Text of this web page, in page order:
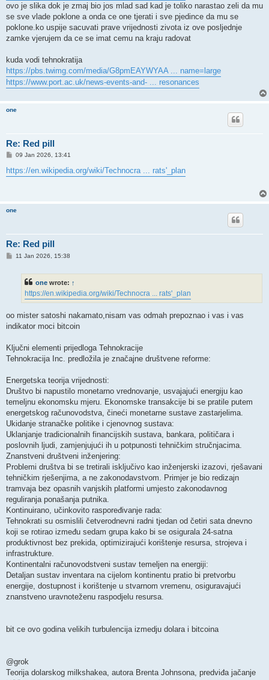
ovo je slika dok je zmaj bio jos mlad sad kad je toliko narastao zeli da mu
se sve vlade poklone a onda ce one tjerati i sve pjedince da mu se
poklone.ko uspije sacuvati prave vrijednosti zivota iz ove posljednje
zamke vjerujem da ce se imat cemu na kraju radovat
kuda vodi tehnokratija
https://pbs.twimg.com/media/G8pmEAYWYAA ... name=large
https://www.port.ac.uk/news-events-and- ... resonances
one
Re: Red pill
P
s
t
09 Jan 2026, 13:41
https://en.wikipedia.org/wiki/Technocra ... rats'_plan
one
Re: Red pill
P11 Jan 2026, 15:38
one wrote: ↑
https://en.wikipedia.org/wiki/Technocra ... rats'_plan
oo mister satoshi nakamato,nisam vas odmah prepoznao i vas i vas
indikator moci bitcoin
Ključni elementi prijedloga Tehnokracije
Tehnokracija Inc. predložila je značajne društvene reforme:
Energetska teorija vrijednosti:
Društvo bi napustilo monetarno vrednovanje, usvajajući energiju kao
temeljnu ekonomsku mjeru. Ekonomske transakcije bi se pratile putem
energetskog računovodstva, čineći monetarne sustave zastarjelima.
Ukidanje stranačke politike i cjenovnog sustava:
Uklanjanje tradicionalnih financijskih sustava, bankara, političara i
poslovnih ljudi, zamjenjujući ih u potpunosti tehničkim stručnjacima.
Znanstveni društveni inženjering:
Problemi društva bi se tretirali isključivo kao inženjerski izazovi, rješavani
tehničkim rješenjima, a ne zakonodavstvom. Primjer je bio redizajn
tramvaja bez opasnih vanjskih platformi umjesto zakonodavnog
reguliranja ponašanja putnika.
Kontinuirano, učinkovito raspoređivanje rada:
Tehnokrati su osmislili četverodnevni radni tjedan od četiri sata dnevno
koji se rotirao između sedam grupa kako bi se osigurala 24-satna
produktivnost bez prekida, optimizirajući korištenje resursa, strojeva i
infrastrukture.
Kontinentalni računovodstveni sustav temeljen na energiji:
Detaljan sustav inventara na cijelom kontinentu pratio bi pretvorbu
energije, dostupnost i korištenje u stvarnom vremenu, osiguravajući
znanstveno uravnoteženu raspodjelu resursa.
bit ce ovo godina velikih turbulencija izmedju dolara i bitcoina
@grok
Teorija dolarskog milkshakea, autora Brenta Johnsona, predviđa jačanje